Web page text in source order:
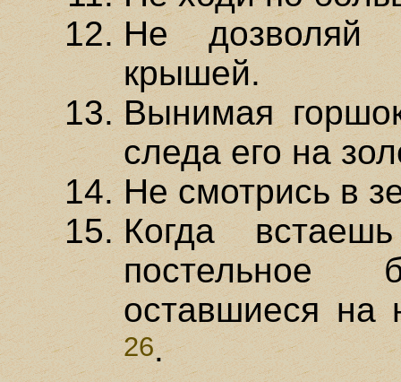
Не дозволяй
крышей.
Вынимая
следа его на
Не смотрись в
Когда
постельное
оставшиеся на
26.